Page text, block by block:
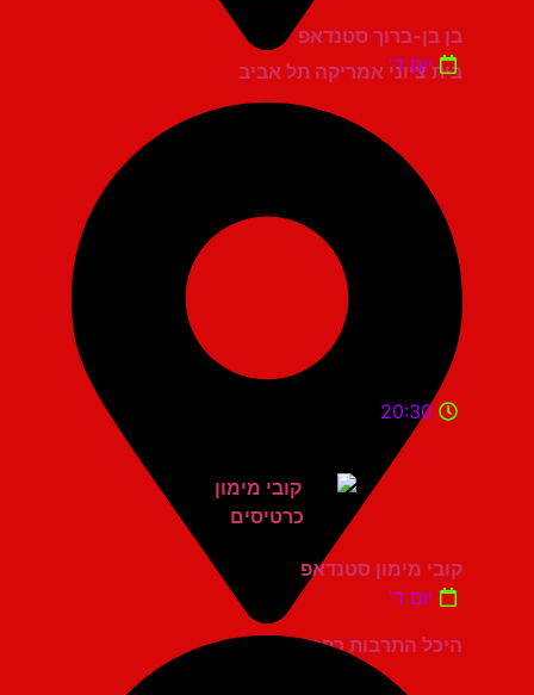
בית ציוני אמריקה תל אביב
בן בן-ברוך סטנדאפ
יום ד'
היכל התרבות כפר סבא
20:30
קובי מימון סטנדאפ
יום ד'